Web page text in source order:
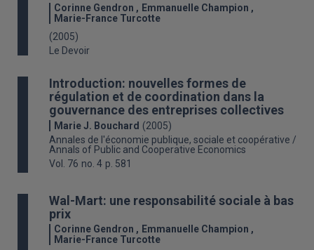
Corinne Gendron
Emmanuelle Champion
Marie-France Turcotte
(2005)
Le Devoir
Introduction: nouvelles formes de
régulation et de coordination dans la
gouvernance des entreprises collectives
Marie J. Bouchard (2005)
Annales de l'économie publique, sociale et coopérative /
Annals of Public and Cooperative Economics
Vol. 76 no. 4 p. 581
Wal-Mart: une responsabilité sociale à bas
prix
Corinne Gendron
Emmanuelle Champion
Marie-France Turcotte